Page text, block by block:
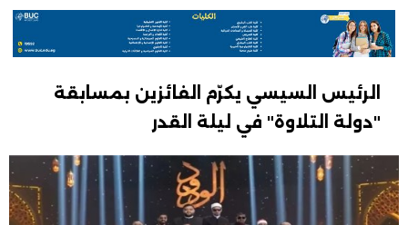
الرئيس السيسي يكرّم الفائزين بمسابقة
"دولة التلاوة" في ليلة القدر